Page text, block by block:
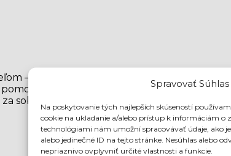
Spravovať Súhlas
Na poskytovanie tých najlepších skúseností
cookie na ukladanie a/alebo prístup k informáciám o
technológiami nám umožní spracovávať údaje, ako
alebo jedinečné ID na tejto stránke. Nesúhlas alebo
nepriaznivo ovplyvniť určité vlastnosti a funkcie.
– zrážka priamo zo mzdy 118 eur
pri vybavení všetkých registračných
soboty, ktoré sa bežne pracujú, nedele